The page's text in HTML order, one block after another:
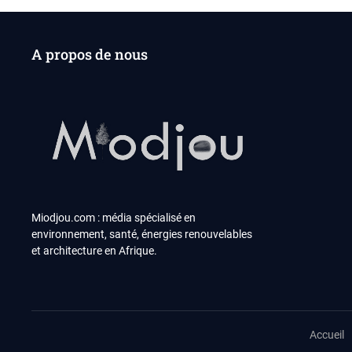
A propos de nous
Miodjou.com : média spécialisé en
environnement, santé, énergies renouvelables
et architecture en Afrique.
Accueil